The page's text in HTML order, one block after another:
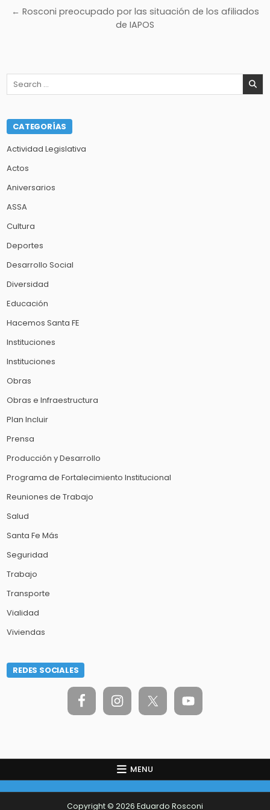
entradas
← Rosconi preocupado por las situación de los afiliados
de IAPOS
Search
CATEGORÍAS
Actividad Legislativa
Actos
Aniversarios
ASSA
Cultura
Deportes
Desarrollo Social
Diversidad
Educación
Hacemos Santa FE
Instituciones
Instituciones
Obras
Obras e Infraestructura
Plan Incluir
Prensa
Producción y Desarrollo
Programa de Fortalecimiento Institucional
Reuniones de Trabajo
Salud
Santa Fe Más
Seguridad
Trabajo
Transporte
Vialidad
Viviendas
REDES SOCIALES
MENU
Copyright © 2026 Eduardo Rosconi